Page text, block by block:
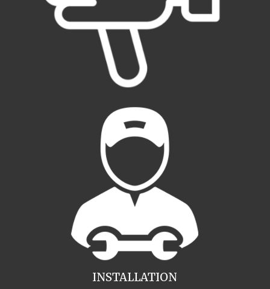
INSTALLATION